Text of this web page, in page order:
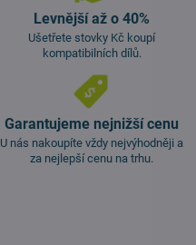
Levnější až o 40%
Ušetřete stovky Kč koupí
kompatibilních dílů.
Garantujeme nejnižší cenu
U nás nakoupíte vždy nejvýhodněji a
za nejlepší cenu na trhu.